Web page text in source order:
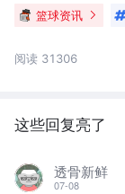
篮球资讯
阅读 31306
这些回复亮了
透骨新鲜
07-08